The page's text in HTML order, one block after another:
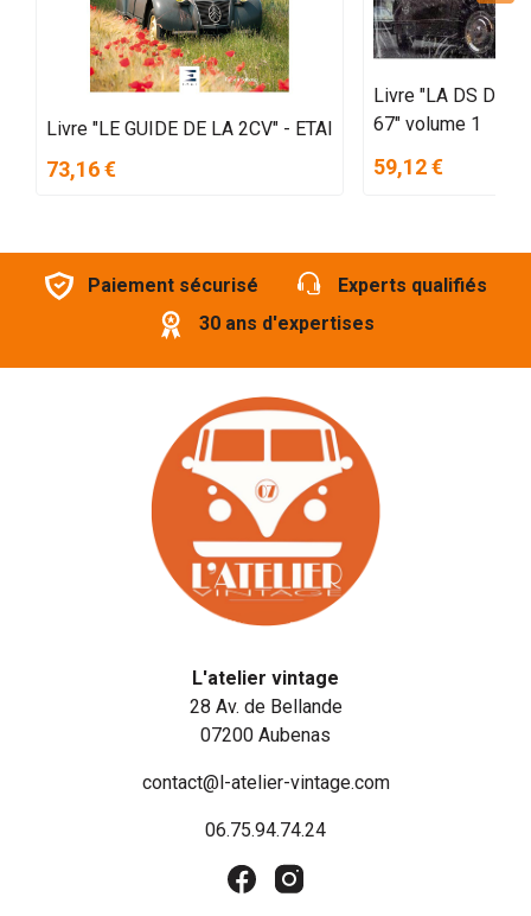
Livre "LE GUIDE DE LA 2CV" - ETAI
73,16 €
Livre "LA DS DE
67" volume 1
59,12 €
Paiement sécurisé
Experts qualifiés
30 ans d'expertises
L'atelier vintage
28 Av. de Bellande
07200 Aubenas
contact@l-atelier-vintage.com
06.75.94.74.24